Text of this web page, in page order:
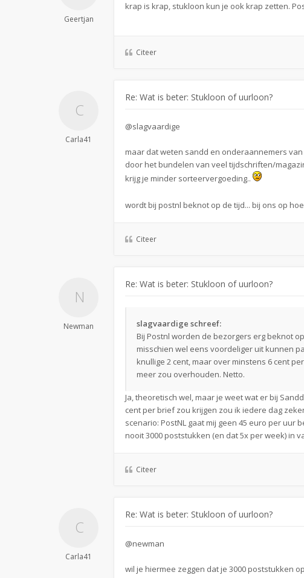
Geertjan
krap is krap, stukloon kun je ook krap zetten.
Citeer
Carla41
Re: Wat is beter: Stukloon of uurloon?
@slagvaardige
maar dat weten sandd en onderaannemers
door het bundelen van veel tijdschriften/
krijg je minder sorteervergoeding..
wordt bij postnl beknot op de tijd... bij ons op
Citeer
Newman
Re: Wat is beter: Stukloon of uurloon?
slagvaardige schreef:
Bij Postnl worden de bezorgers erg beknot
misschien wel eens voordeliger uit kunnen
knullige 2 cent, maar over minstens 6 cent
meer zou overhouden. Netto.
Ja, theoretisch wel, maar je weet wat er bij
cent per brief zou krijgen zou ik iedere dag
scenario: PostNL gaat mij geen 45 euro per
nooit 3000 poststukken (en dat 5x per week) in
Citeer
Carla41
Re: Wat is beter: Stukloon of uurloon?
@newman
wil je hiermee zeggen dat je 3000 poststukken